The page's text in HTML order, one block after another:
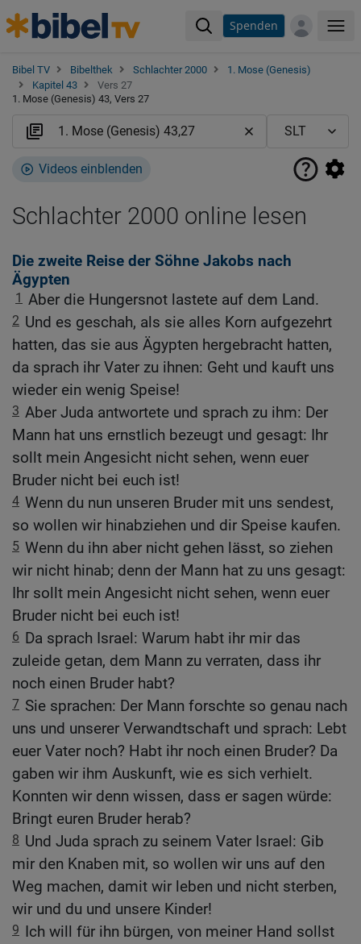
Spenden
Bibel TV Bibelthek Schlachter 2000
1. Mose (Genesis)
Kapitel 43
Vers 27
1. Mose (Genesis) 43, Vers 27
Videos einblenden
Schlachter 2000 online lesen
Die zweite Reise der Söhne Jakobs nach
Ägypten
1 Aber die Hungersnot lastete auf dem Land.
2 Und es geschah, als sie alles Korn aufgezehrt
hatten, das sie aus Ägypten hergebracht hatten,
da sprach ihr Vater zu ihnen: Geht und kauft uns
wieder ein wenig Speise!
3 Aber Juda antwortete und sprach zu ihm: Der
Mann hat uns ernstlich bezeugt und gesagt: Ihr
sollt mein Angesicht nicht sehen, wenn euer
Bruder nicht bei euch ist!
4 Wenn du nun unseren Bruder mit uns sendest,
so wollen wir hinabziehen und dir Speise kaufen.
5 Wenn du ihn aber nicht gehen lässt, so ziehen
wir nicht hinab; denn der Mann hat zu uns gesagt:
Ihr sollt mein Angesicht nicht sehen, wenn euer
Bruder nicht bei euch ist!
6 Da sprach Israel: Warum habt ihr mir das
zuleide getan, dem Mann zu verraten, dass ihr
noch einen Bruder habt?
7 Sie sprachen: Der Mann forschte so genau nach
uns und unserer Verwandtschaft und sprach: Lebt
euer Vater noch? Habt ihr noch einen Bruder? Da
gaben wir ihm Auskunft, wie es sich verhielt.
Konnten wir denn wissen, dass er sagen würde:
Bringt euren Bruder herab?
8 Und Juda sprach zu seinem Vater Israel: Gib
mir den Knaben mit, so wollen wir uns auf den
Weg machen, damit wir leben und nicht sterben,
wir und du und unsere Kinder!
9 Ich will für ihn bürgen, von meiner Hand sollst